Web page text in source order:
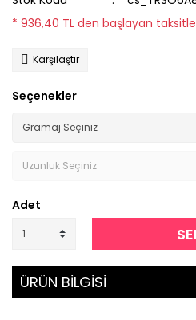
* 936,40 TL den başlayan
Karşılaştır
Seçenekler
Adet
ÜRÜN BİLGİSİ